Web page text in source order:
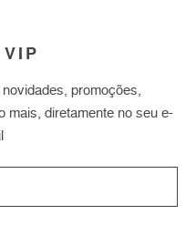
promoções,
mais, diretamente no seu e-